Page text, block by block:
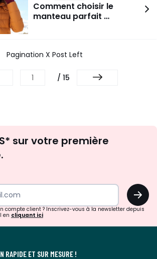
Comment choisir le
manteau parfait …
Pagination X Post Left
/ 15
d'inspirations
surprises?
sur votre première
OK
compte client ? Inscrivez-vous à la newsletter depuis
en cliquant ici
RAPIDE ET SUR MESURE !